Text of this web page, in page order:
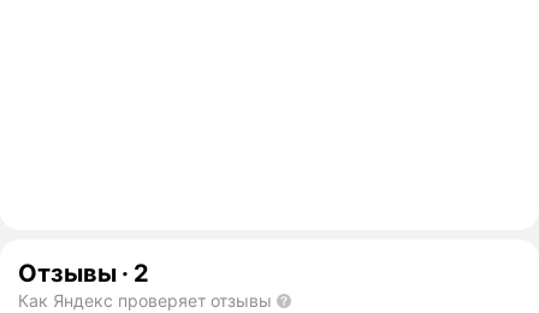
Отзывы · 2
Как Яндекс проверяет отзывы